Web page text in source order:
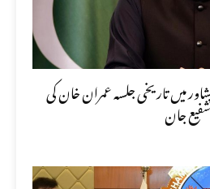
میں تاریخی جلسہ عمران خان کی
جان